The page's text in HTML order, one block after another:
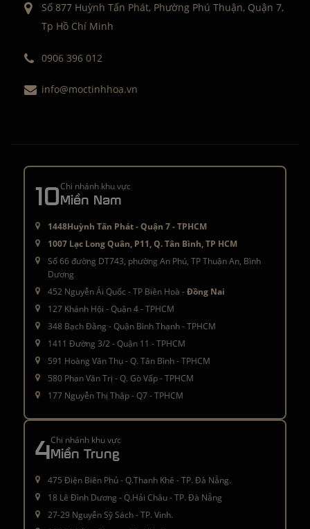
Số 877 Huỳnh Tấn Phát, Phường Phú Thuận, Quận 7,
Tp Hồ Chí Minh
0906 396 012
info@moctinhhoa.vn
10Chi nhánh khu vực
Miền Nam
1448Huỳnh Tấn Phát - Quận 7 - TPHCM
1007 Lạc Long Quân, P11, Q. Tân Bình, TP HCM
Số 66 đường DT743, phường An Phú, TP Thuận An, Bình
Dương
452 Nguyễn Ái Quốc - TP Biên Hoà -Đồng Nai
127 Khánh Hội - Quận 4 - TPHCM
348 Bạch Đằng - Quận Bình Thạnh - TPHCM
1411 Đường 3/2 - Quận 11 - TPHCM
591 Hoàng Văn Thụ - Q. Tân Bình - TPHCM
580 Phan Văn Trị - Q. Gò Vấp - TPHCM
177 Nguyễn Thị Thập - Q7 - TPHCM
4Chi nhánh khu vực
Miền Trung
475 Điện Biên Phủ - Q.Thanh Khê - TP. Đà Nẵng.
18 Lê Đình Dương - Q.Hải Châu - TP. Đà Nẵng
27-29 Nguyễn Sỹ Sách - TP. Vinh.